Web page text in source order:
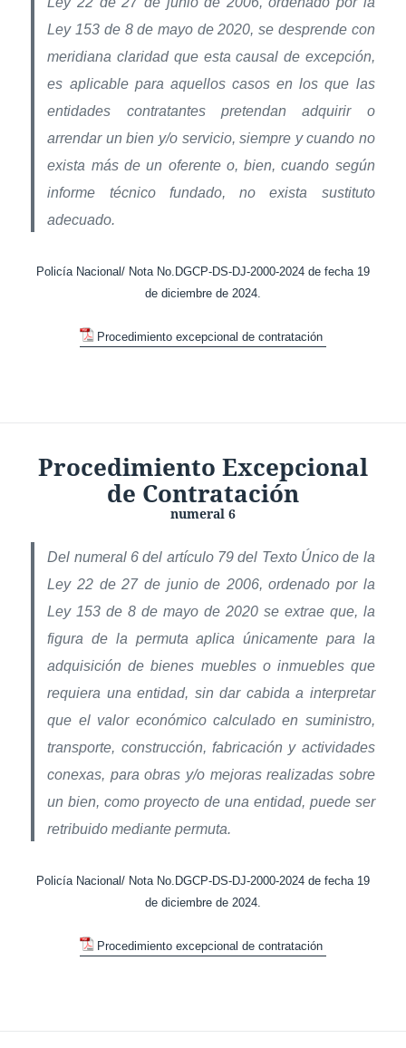
Ley 153 de 8 de mayo de 2020, se desprende con
meridiana claridad que esta causal de excepción,
es aplicable para aquellos casos en los que las
entidades contratantes pretendan adquirir o
arrendar un bien y/o servicio, siempre y cuando no
exista más de un oferente o, bien, cuando según
informe técnico fundado, no exista sustituto
adecuado.
Policía Nacional/ Nota No.DGCP-DS-DJ-2000-2024 de fecha 19
de diciembre de 2024.
Procedimiento excepcional de contratación
Procedimiento Excepcional
de Contratación
numeral 6
Del numeral 6 del artículo 79 del Texto Único de la
Ley 22 de 27 de junio de 2006, ordenado por la
Ley 153 de 8 de mayo de 2020 se extrae que, la
figura de la permuta aplica únicamente para la
adquisición de bienes muebles o inmuebles que
requiera una entidad, sin dar cabida a interpretar
que el valor económico calculado en suministro,
transporte, construcción, fabricación y actividades
conexas, para obras y/o mejoras realizadas sobre
un bien, como proyecto de una entidad, puede ser
retribuido mediante permuta.
Policía Nacional/ Nota No.DGCP-DS-DJ-2000-2024 de fecha 19
de diciembre de 2024.
Procedimiento excepcional de contratación